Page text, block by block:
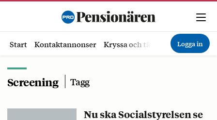
Start Kontaktannonser Kryssa och tävla Ekonomi
Logga in
Screening Tagg
Nu ska Socialstyrelsen se